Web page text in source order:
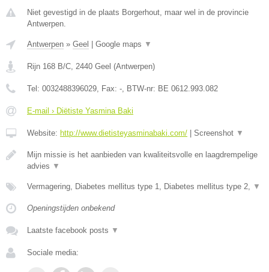
Niet gevestigd in de plaats Borgerhout, maar wel in de provincie
Antwerpen.
Antwerpen » Geel | Google maps ▼
Rijn 168 B/C 2440 Geel (Antwerpen)
Tel: 0032488396029 , Fax: - , BTW-nr: BE 0612.993.082
E-mail › Diëtiste Yasmina Baki
Website: http://www.dietisteyasminabaki.com/ | Screenshot ▼
Mijn missie is het aanbieden van kwaliteitsvolle en laagdrempelige
advies ▼
Vermagering, Diabetes mellitus type 1, Diabetes mellitus type 2, ▼
Openingstijden onbekend
Laatste facebook posts ▼
Sociale media: